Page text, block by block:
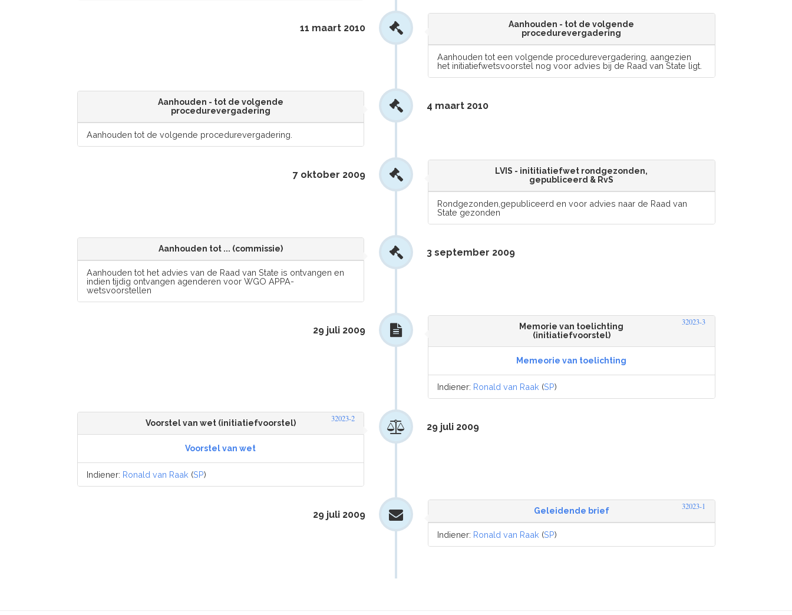
Aanhouden - tot de volgende
procedurevergadering
Aanhouden tot een volgende procedurevergadering, aangezien
het initiatiefwetsvoorstel nog voor advies bij de Raad van State ligt.
11 maart 2010
Aanhouden - tot de volgende
procedurevergadering
Aanhouden tot de volgende procedurevergadering.
4 maart 2010
LVIS - inititiatiefwet rondgezonden,
gepubliceerd & RvS
Rondgezonden,gepubliceerd en voor advies naar de Raad van
State gezonden
7 oktober 2009
Aanhouden tot ... (commissie)
Aanhouden tot het advies van de Raad van State is ontvangen en
indien tijdig ontvangen agenderen voor WGO APPA-
wetsvoorstellen
3 september 2009
Memorie van toelichting
(initiatiefvoorstel)
32023-3
Memeorie van toelichting
Indiener: Ronald van Raak (SP)
29 juli 2009
Voorstel van wet (initiatiefvoorstel) 32023-2
Voorstel van wet
Indiener: Ronald van Raak (SP)
29 juli 2009
Geleidende brief 32023-1
Indiener: Ronald van Raak (SP)
29 juli 2009